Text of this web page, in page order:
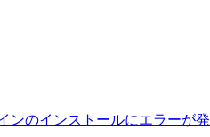
のインストールにエラーが